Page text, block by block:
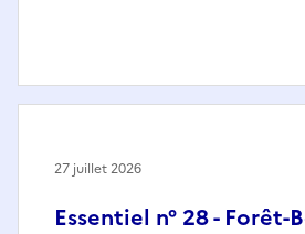
Essentiel n° 28 - Forêt-
27 juillet 2026